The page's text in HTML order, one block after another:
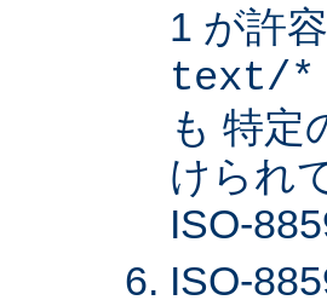
1 が許
text/*
も 特定
けられ
ISO-
ISO-